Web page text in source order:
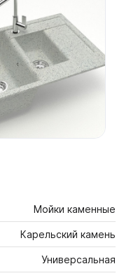
Мойки каменные
Карельский камень
Универсальная